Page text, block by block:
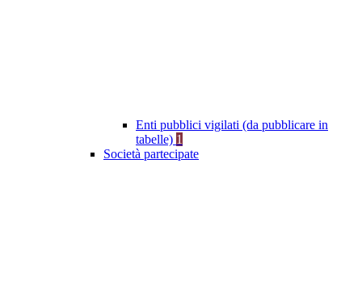
Enti pubblici vigilati (da pubblicare in
tabelle) 1
Società partecipate